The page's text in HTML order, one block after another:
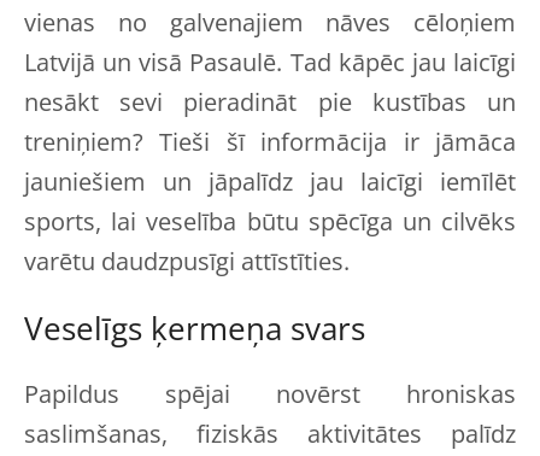
vienas no galvenajiem nāves cēloņiem
Latvijā un visā Pasaulē. Tad kāpēc jau laicīgi
nesākt sevi pieradināt pie kustības un
treniņiem? Tieši šī informācija ir jāmāca
jauniešiem un jāpalīdz jau laicīgi iemīlēt
sports, lai veselība būtu spēcīga un cilvēks
varētu daudzpusīgi attīstīties.
Veselīgs ķermeņa svars
Papildus spējai novērst hroniskas
saslimšanas, fiziskās aktivitātes palīdz